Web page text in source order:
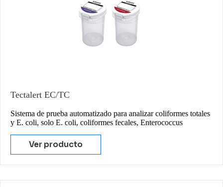
Tectalert EC/TC
Sistema de prueba automatizado para analizar coliformes totales
y E. coli, solo E. coli, coliformes fecales, Enterococcus
Ver producto